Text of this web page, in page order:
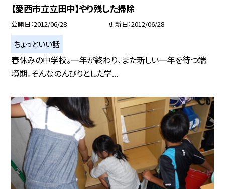
【愛西市立立田中】やり残した掃除
公開日 2012/06/28 更新日 2012/06/28
ちょっといい話
春休みの中学校。一年が終わり、また新しい一年を待つ端
境期。そんなのんびりとした学...